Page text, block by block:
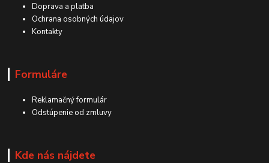
Doprava a platba
Ochrana osobných údajov
Kontakty
Formuláre
Reklamačný formulár
Odstúpenie od zmluvy
Kde nás nájdete